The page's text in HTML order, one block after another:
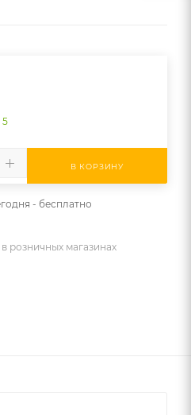
5
В КОРЗИНУ
- бесплатно
розничных магазинах